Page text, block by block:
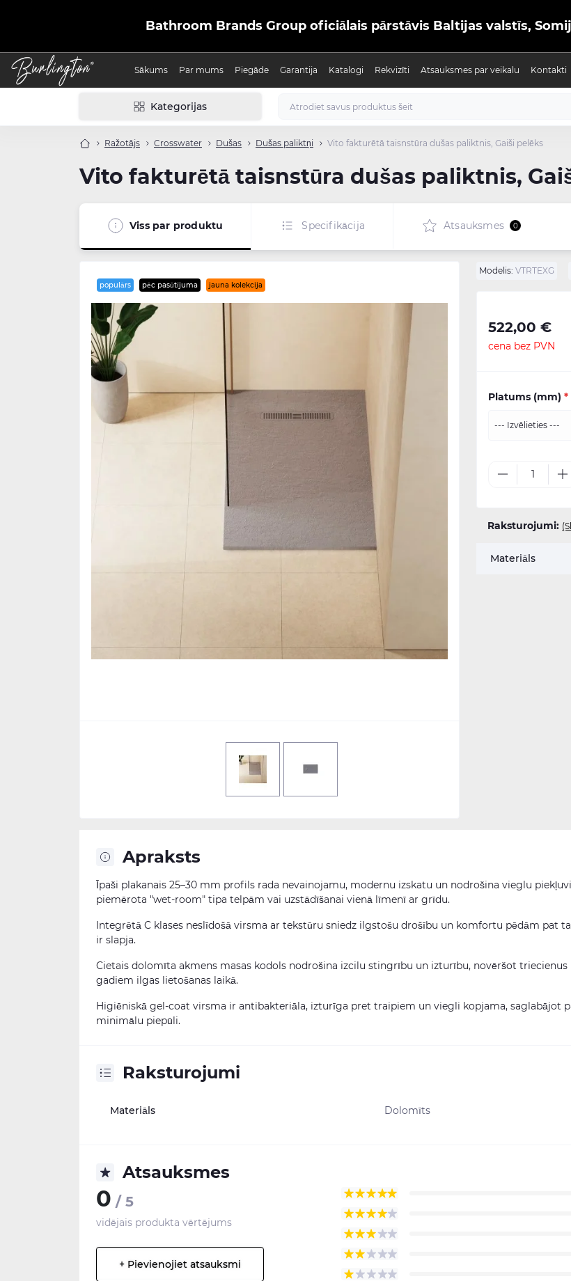
Bathroom Brands Group oficiālais pārstāvis Baltijas valstīs,
Sākums Par mums Piegāde Garantija Katalogi Rekvizīti Atsauksmes par veikalu Kontakti
Kategorijas
Ražotājs Crosswater Dušas Dušas paliktņi Vito fakturētā taisnstūra dušas paliktnis, Gaiši pelēks
Vito fakturētā taisnstūra dušas paliktnis,
Viss par produktu Specifikācija Atsauksmes 0
populārs pēc pasūtījuma jauna kolekcija
Modelis: VTRTEXG
522,00 €
cena bez PVN
Platums (mm) *
Raksturojumi:
Materiāls
Apraksts
Īpaši plakanais 25–30 mm profils rada nevainojamu, modernu izskatu un nodrošina vieglu
piemērota "wet-room" tipa telpām vai uzstādīšanai vienā līmenī ar grīdu.
Integrētā C klases neslīdošā virsma ar tekstūru sniedz ilgstošu drošību un komfortu pēdām pat
ir slapja.
Cietais dolomīta akmens masas kodols nodrošina izcilu stingrību un izturību, novēršot triecienus
gadiem ilgas lietošanas laikā.
Higiēniskā gel-coat virsma ir antibakteriāla, izturīga pret traipiem un viegli kopjama, saglabājot
minimālu piepūli.
Raksturojumi
Materiāls Dolomīts
Atsauksmes
0 / 5
vidējais produkta vērtējums
+ Pievienojiet atsauksmi